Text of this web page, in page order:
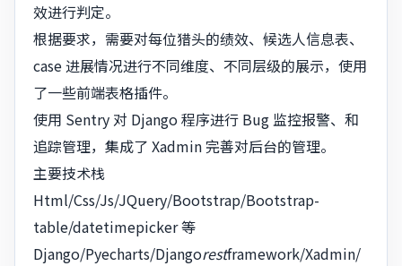
效进行判定。
根据要求，需要对每位猎头的绩效、候选人信息表、
case 进展情况进行不同维度、不同层级的展示，使用
了一些前端表格插件。
使用 Sentry 对 Django 程序进行 Bug 监控报警、和
追踪管理，集成了 Xadmin 完善对后台的管理。
主要技术栈
Html/Css/Js/JQuery/Bootstrap/Bootstrap-
table/datetimepicker 等
Django/Pyecharts/Djangorestframework/Xadmin/